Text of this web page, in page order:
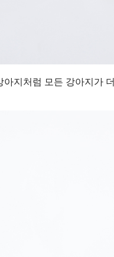
지처럼 모든 강아지가 더